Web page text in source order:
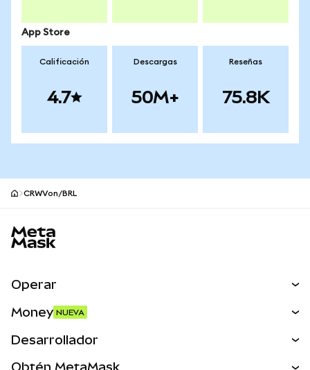
App Store
Calificación
4.7
Descargas
50M+
Reseñas
75.8K
CRWVon/BRL
Operar
Money NUEVA
Desarrollador
Obtén MetaMask